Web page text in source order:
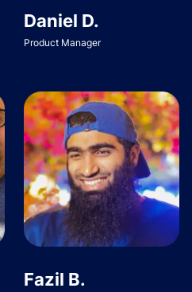
Daniel D.
Product Manager
Fazil B.